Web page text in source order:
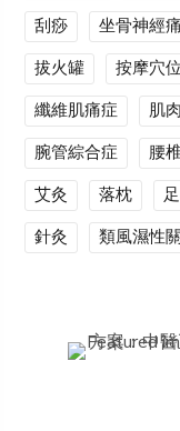
刮痧
坐骨神經痛
拔火罐
按摩穴
纖維肌痛症
肌
腕管綜合症
腰
艾灸
落枕
針灸
類風濕性